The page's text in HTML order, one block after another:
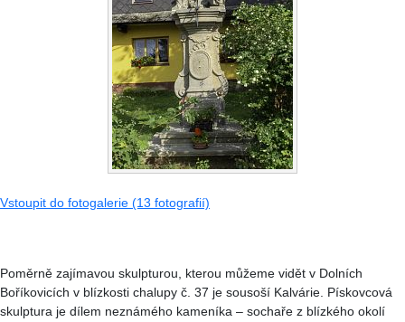
Vstoupit do fotogalerie (13 fotografií)
Poměrně zajímavou skulpturou, kterou můžeme vidět v Dolních
Boříkovicích v blízkosti chalupy č. 37 je sousoší Kalvárie. Pískovcová
skulptura je dílem neznámého kameníka – sochaře z blízkého okolí